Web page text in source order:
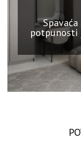
potpunosti